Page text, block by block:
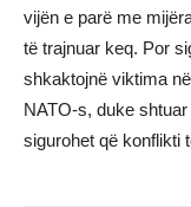
vijën e parë me
të trajnuar keq. Por
shkaktojnë viktima
NATO-s, duke
sigurohet që konflikti